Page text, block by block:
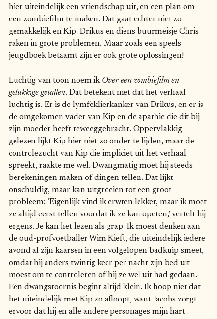
hier uiteindelijk een vriendschap uit, en een plan om
een zombiefilm te maken. Dat gaat echter niet zo
gemakkelijk en Kip, Drikus en diens buurmeisje Chris
raken in grote problemen. Maar zoals een speels
jeugdboek betaamt zijn er ook grote oplossingen!
Luchtig van toon noem ik Over een zombiefilm en
gelukkige getallen. Dat betekent niet dat het verhaal
luchtig is. Er is de lymfeklierkanker van Drikus, en er is
de omgekomen vader van Kip en de apathie die dit bij
zijn moeder heeft teweeggebracht. Oppervlakkig
gelezen lijkt Kip hier niet zo onder te lijden, maar de
controlezucht van Kip die impliciet uit het verhaal
spreekt, raakte me wel. Dwangmatig moet hij steeds
berekeningen maken of dingen tellen. Dat lijkt
onschuldig, maar kan uitgroeien tot een groot
probleem: ‘Eigenlijk vind ik erwten lekker, maar ik moet
ze altijd eerst tellen voordat ik ze kan opeten,’ vertelt hij
ergens. Je kan het lezen als grap. Ik moest denken aan
de oud-profvoetballer Wim Kieft, die uiteindelijk iedere
avond al zijn kaarsen in een volgelopen badkuip smeet,
omdat hij anders twintig keer per nacht zijn bed uit
moest om te controleren of hij ze wel uit had gedaan.
Een dwangstoornis begint altijd klein. Ik hoop niet dat
het uiteindelijk met Kip zo afloopt, want Jacobs zorgt
ervoor dat hij en alle andere personages mijn hart